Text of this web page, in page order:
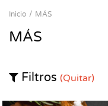
Inicio MÁS
MÁS
Filtros (Quitar)